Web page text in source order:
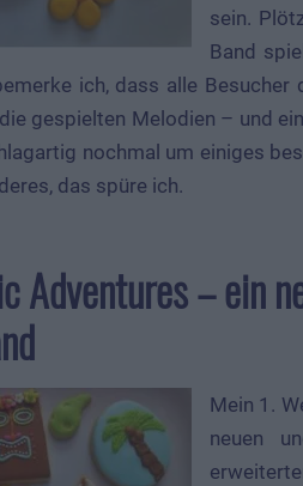
sein.
Band
ich, dass alle Besucher
gespielten Melodien – und
nochmal um einiges
das spüre ich.
Adventures – ein
Mein 1.
neuen